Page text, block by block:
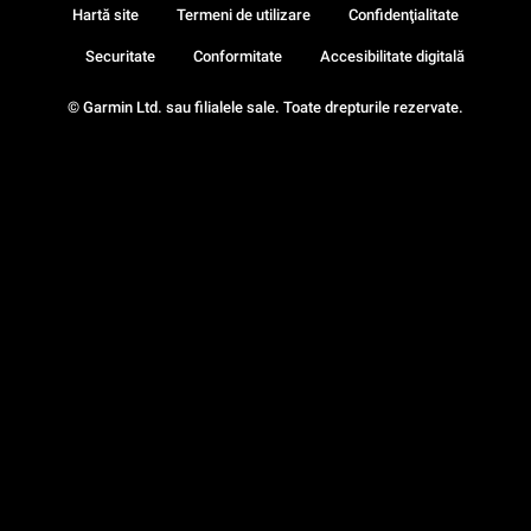
© Garmin Ltd. sau filialele sale. Toate drepturile rezervate.
Hartă site Termeni de utilizare Confidenţialitate
Securitate Conformitate Accesibilitate digitală